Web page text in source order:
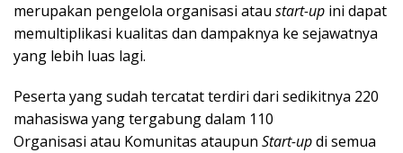
merupakan pengelola organisasi atau start-up ini dapat
memultiplikasi kualitas dan dampaknya ke sejawatnya
yang lebih luas lagi.
Peserta yang sudah tercatat terdiri dari sedikitnya 220
mahasiswa yang tergabung dalam 110
Organisasi atau Komunitas ataupun Start-updi semua